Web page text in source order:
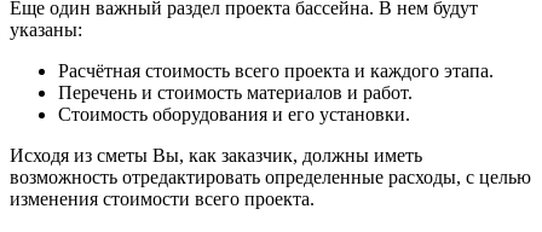
Еще один важный раздел проекта бассейна. В нем будут
указаны:
Расчётная стоимость всего проекта и каждого этапа.
Перечень и стоимость материалов и работ.
Стоимость оборудования и его установки.
Исходя из сметы Вы, как заказчик, должны иметь
возможность отредактировать определенные расходы, с целью
изменения стоимости всего проекта.